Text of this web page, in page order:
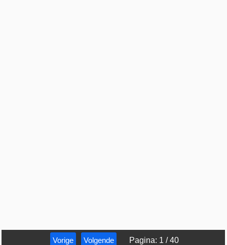
Vorige Volgende Pagina: 1 /40